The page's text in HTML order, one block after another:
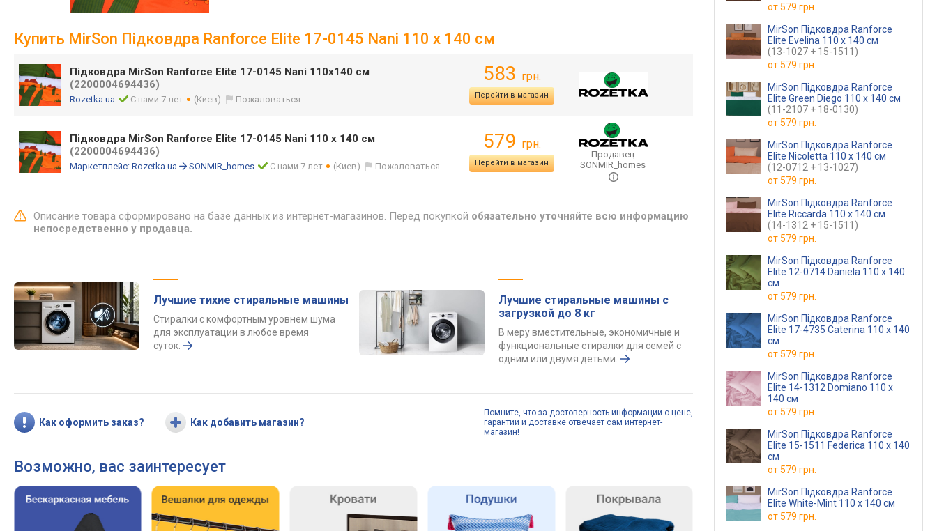
Купить MirSon Підковдра Ranforce Elite 17-0145 Nani 110 x 140 см
Підковдра MirSon Ranforce Elite 17-0145 Nani 110х140 см
(2200004694436)
Rozetka.ua С нами 7 лет (Киев) Пожаловаться
583 грн.
Перейти в магазин
Підковдра MirSon Ranforce Elite 17-0145 Nani 110 x 140 см
(2200004694436)
Маркетплейс: Rozetka.ua SONMIR_homes С нами 7 лет (Киев) Пожаловаться
579 грн.
Перейти в магазин
Продавец:
SONMIR_homes
Описание товара сформировано на базе данных из интернет-магазинов. Перед покупкой обязательно уточняйте всю информацию
непосредственно у продавца.
Лучшие тихие стиральные машины
Стиралки с комфортным уровнем шума
для эксплуатации в любое время
суток.
Лучшие стиральные машины с
загрузкой до 8 кг
В меру вместительные, экономичные и
функциональные стиралки для семей с
одним или двумя детьми.
Как оформить заказ? Как добавить магазин?
Помните, что за достоверность информации о цене,
гарантии и доставке отвечает сам интернет-
магазин!
Возможно, вас заинтересует
от579 грн.
MirSon Підковдра Ranforce
Elite Evelina 110 x 140 см
(13-1027 + 15-1511)
от579 грн.
MirSon Підковдра Ranforce
Elite Green Diego 110 x 140 см
(11-2107 + 18-0130)
от579 грн.
MirSon Підковдра Ranforce
Elite Nicoletta 110 x 140 см
(12-0712 + 13-1027)
от579 грн.
MirSon Підковдра Ranforce
Elite Riccarda 110 x 140 см
(14-1312 + 15-1511)
от579 грн.
MirSon Підковдра Ranforce
Elite 12-0714 Daniela 110 x 140
см
от579 грн.
MirSon Підковдра Ranforce
Elite 17-4735 Caterina 110 x 140
см
от579 грн.
MirSon Підковдра Ranforce
Elite 14-1312 Domiano 110 x
140 см
от579 грн.
MirSon Підковдра Ranforce
Elite 15-1511 Federica 110 x 140
см
от579 грн.
MirSon Підковдра Ranforce
Elite White-Mint 110 x 140 см
от579 грн.